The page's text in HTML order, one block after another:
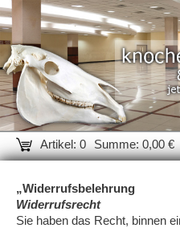
Artikel: 0 Summe: 0,00 €
„Widerrufsbelehrung
Widerrufsrecht
Sie haben das Recht, binnen